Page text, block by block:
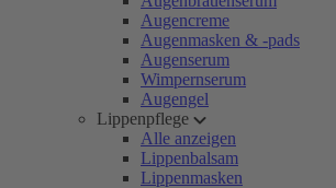
Augencreme
Augenmasken & -pads
Augenserum
Wimpernserum
Augengel
Lippenpflege
Alle anzeigen
Lippenbalsam
Lippenmasken